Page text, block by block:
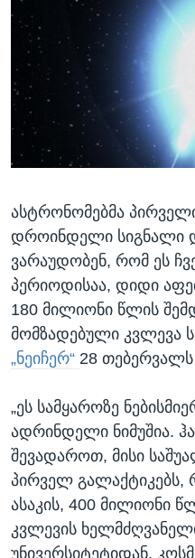
ᲡᲢᲣᲓᲘᲐ ᲕᲐᲨᲘᲜᲒᲢᲝᲜᲘ
ᲔᲙᲝᲜᲝᲛᲘᲙᲐ
ᲯᲐᲜᲛᲠᲗᲔᲚᲝᲑᲐ
ᲛᲔᲪᲜᲘᲔᲠᲔᲑᲐ
ᲘᲜᲢᲔᲠᲕᲘᲣ
ᲙᲣᲚᲢᲣᲠᲐ
ᲓᲔᲖᲘᲜᲤᲝᲠᲛᲐᲪᲘᲐ
Learning English
ᲗᲕᲐᲚᲘ ᲒᲕᲐᲓᲔᲕᲜᲔᲗ
ენები
ასტრონომებმა
დროინდელი სიგნალი
ვარაუდობენ, რომ ეს
პერიოდისაა, დიდი
180 მილიონი წლის
მომზადებული კვლევა
„ნეიჩერ“ 28 თებერვალს
„ეს სამყაროზე
ადრინდელი ნიმუშია.
შევადაროთ, მისი
პირველ გალაქტიკებს,
ასაკის, 400 მილიონი
კვლევის
უნივერსიტეტიდან,